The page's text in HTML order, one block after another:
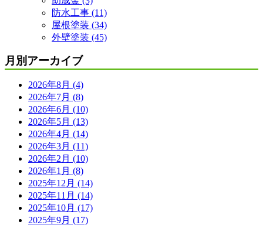
防水工事 (11)
屋根塗装 (34)
外壁塗装 (45)
月別アーカイブ
2026年8月 (4)
2026年7月 (8)
2026年6月 (10)
2026年5月 (13)
2026年4月 (14)
2026年3月 (11)
2026年2月 (10)
2026年1月 (8)
2025年12月 (14)
2025年11月 (14)
2025年10月 (17)
2025年9月 (17)